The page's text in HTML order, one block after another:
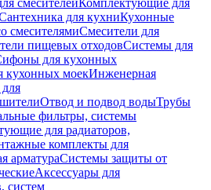
смесителейКомплектующие для
для кухниКухонные
смесителямиСмесители для
пищевых отходовСистемы для
для кухонных
кухонных моекИнженерная
Отвод и подвод водыТрубы
фильтры, системы
для радиаторов,
комплекты для
арматураСистемы защиты от
Аксессуары для
систем